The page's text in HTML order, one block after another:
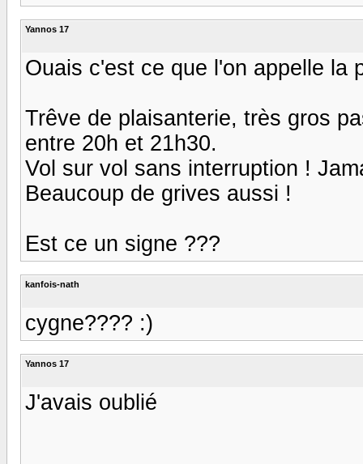
Yannos 17
Ouais c'est ce que l'on appelle la
Trêve de plaisanterie, très gros
entre 20h et 21h30.
Vol sur vol sans interruption !
Beaucoup de grives aussi !
Est ce un signe ???
kanfois-nath
cygne???? :)
Yannos 17
J'avais oublié